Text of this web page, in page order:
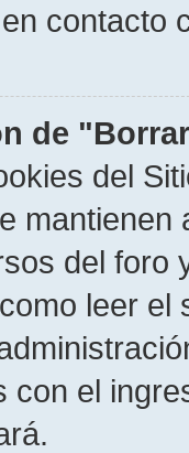
contacto
de
del
del foro
leer el
con el